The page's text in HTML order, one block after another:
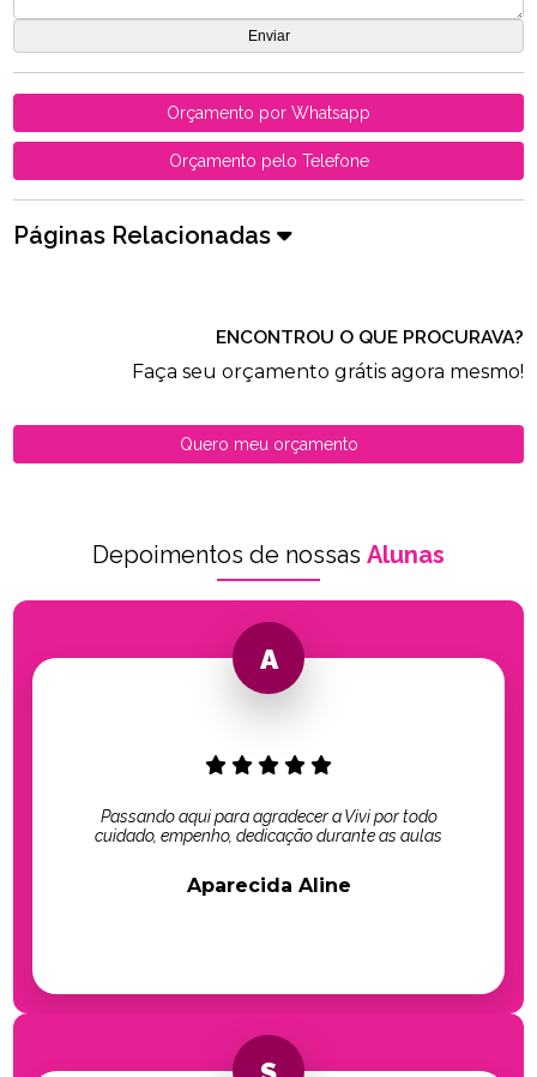
Orçamento por Whatsapp
Orçamento pelo Telefone
Páginas Relacionadas
ENCONTROU O QUE PROCURAVA?
Faça seu orçamento grátis agora mesmo!
Quero meu orçamento
Depoimentos de nossas Alunas
Passando aqui para agradecer a Vivi por todo
cuidado, empenho, dedicação durante as aulas
Aparecida Aline